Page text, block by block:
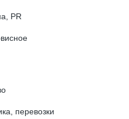
PR
перевозки